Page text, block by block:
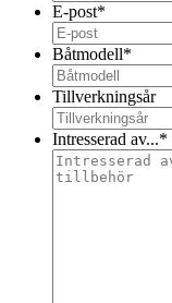
E-post*
Båtmodell*
Tillverkningsår
Intresserad av...*